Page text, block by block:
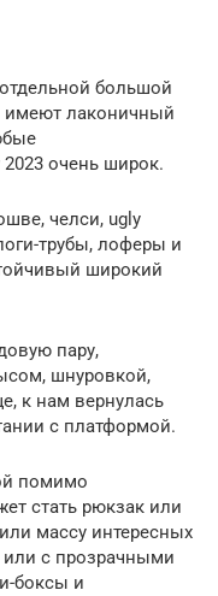
большой
имеют лаконичный
очень широк.
челси, ugly
трубы, лоферы и
широкий
пару,
шнуровкой,
к нам вернулась
с платформой.
помимо
стать рюкзак или
массу интересных
с прозрачными
боксы и